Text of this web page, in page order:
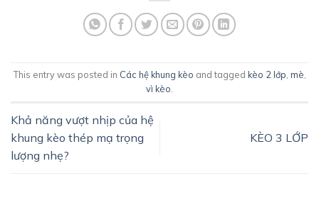
This entry was posted in Các hệ khung kèo and tagged kèo 2 lớp, mè,
vì kèo.
Khả năng vượt nhịp của hệ
khung kèo thép mạ trọng
lượng nhẹ?
KÈO 3 LỚP